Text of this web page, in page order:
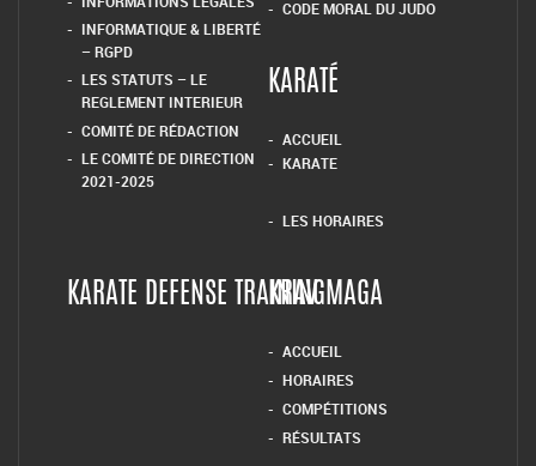
INFORMATIQUE & LIBERTÉ
– RGPD
LES STATUTS – LE
REGLEMENT INTERIEUR
COMITÉ DE RÉDACTION
LE COMITÉ DE DIRECTION
2021-2025
CODE MORAL DU JUDO
KARATÉ
ACCUEIL
KARATE
LES HORAIRES
KARATE DEFENSE TRAININGKRAV MAGA
ACCUEIL
HORAIRES
COMPÉTITIONS
RÉSULTATS